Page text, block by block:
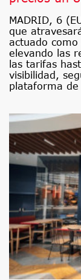
MADRID, 6
que
actuado
elevando las
las tarifas
visibilidad,
plataforma de